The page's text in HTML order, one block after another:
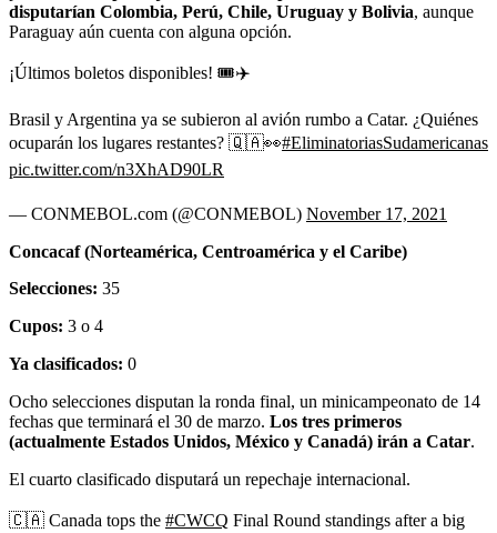
disputarían Colombia, Perú, Chile, Uruguay y Bolivia, aunque
Paraguay aún cuenta con alguna opción.
¡Últimos boletos disponibles! 🎟✈
Brasil y Argentina ya se subieron al avión rumbo a Catar. ¿Quiénes
ocuparán los lugares restantes? 🇶🇦👀#EliminatoriasSudamericanas
pic.twitter.com/n3XhAD90LR
— CONMEBOL.com (@CONMEBOL) November 17, 2021
Concacaf (Norteamérica, Centroamérica y el Caribe)
Selecciones: 35
Cupos: 3 o 4
Ya clasificados: 0
Ocho selecciones disputan la ronda final, un minicampeonato de 14
fechas que terminará el 30 de marzo. Los tres primeros
(actualmente Estados Unidos, México y Canadá) irán a Catar.
El cuarto clasificado disputará un repechaje internacional.
🇨🇦 Canada tops the #CWCQ Final Round standings after a big